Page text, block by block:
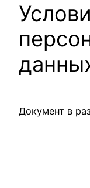
Документ в